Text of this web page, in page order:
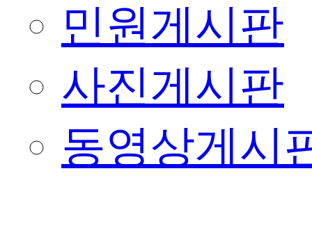
민원게시판
사진게시판
동영상게시